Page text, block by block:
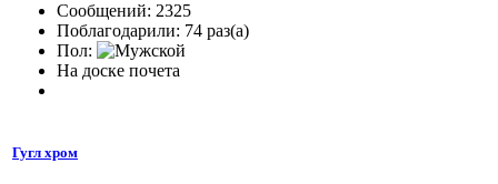
Сообщений: 2325
Поблагодарили: 74 раз(а)
Пол:
На доске почета
Гугл хром